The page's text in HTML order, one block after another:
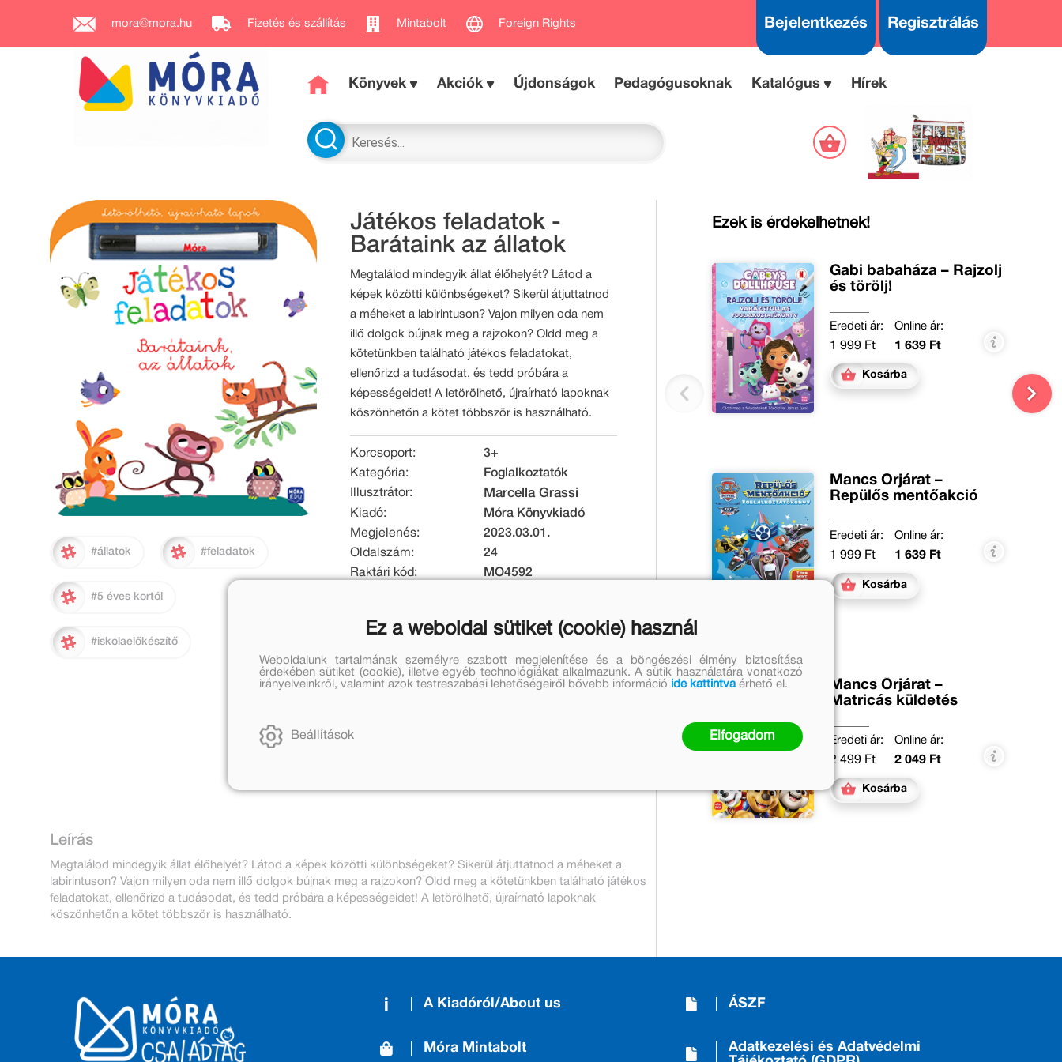
mora@mora.hu Fizetés és szállítás Mintabolt Foreign Rights Bejelentkezés Regisztrálás
Könyvek Akciók Újdonságok Pedagógusoknak Katalógus Hírek
#állatok #feladatok
#5 éves kortól
#iskolaelőkészítő
Játékos feladatok -
Barátaink az állatok
Megtalálod mindegyik állat élőhelyét? Látod a
képek közötti különbségeket? Sikerül átjuttatnod
a méheket a labirintuson? Vajon milyen oda nem
illő dolgok bújnak meg a rajzokon? Oldd meg a
kötetünkben található játékos feladatokat,
ellenőrizd a tudásodat, és tedd próbára a
képességeidet! A letörölhető, újraírható lapoknak
köszönhetőn a kötet többször is használható.
Korcsoport:
3+
Kategória:
Foglalkoztatók
Illusztrátor:
Marcella Grassi
Kiadó:
Móra Könyvkiadó
Megjelenés:
2023.03.01.
Oldalszám:
24
Raktári kód:
MO4592
Méret [mm]:
160 x 190 x 4
Leírás
Megtalálod mindegyik állat élőhelyét? Látod a képek közötti különbségeket? Sikerül átjuttatnod a méheket a
labirintuson? Vajon milyen oda nem illő dolgok bújnak meg a rajzokon? Oldd meg a kötetünkben található játékos
feladatokat, ellenőrizd a tudásodat, és tedd próbára a képességeidet! A letörölhető, újraírható lapoknak
köszönhetőn a kötet többször is használható.
Ezek is érdekelhetnek!
Gabi babaháza – Rajzolj
és törölj!
Eredeti ár:
1 999 Ft
Online ár:
1 639 Ft
Kosárba
Mancs Őrjárat –
Repülős mentőakció
Eredeti ár:
1 999 Ft
Online ár:
1 639 Ft
Kosárba
Mancs Őrjárat –
Matricás küldetés
Eredeti ár:
2 499 Ft
Online ár:
2 049 Ft
Kosárba
A Kiadóról/About us
Móra Mintabolt
ÁSZF
Adatkezelési és Adatvédelmi
Ez a weboldal sütiket (cookie) használ
Weboldalunk tartalmának személyre szabott megjelenítése és a böngészési élmény biztosítása
érdekében sütiket (cookie), illetve egyéb technológiákat alkalmazunk. A sütik használatára vonatkozó
irányelveinkről, valamint azok testreszabási lehetőségeiről bővebb információ ide kattintvaérhető el.
Beállítások Elfogadom